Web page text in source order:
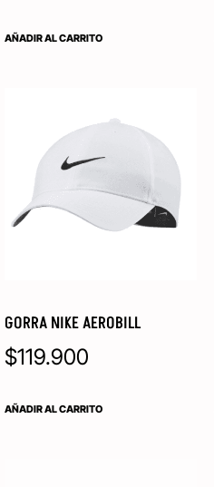
AÑADIR AL CARRITO
GORRA NIKE AEROBILL
$119.900
AÑADIR AL CARRITO